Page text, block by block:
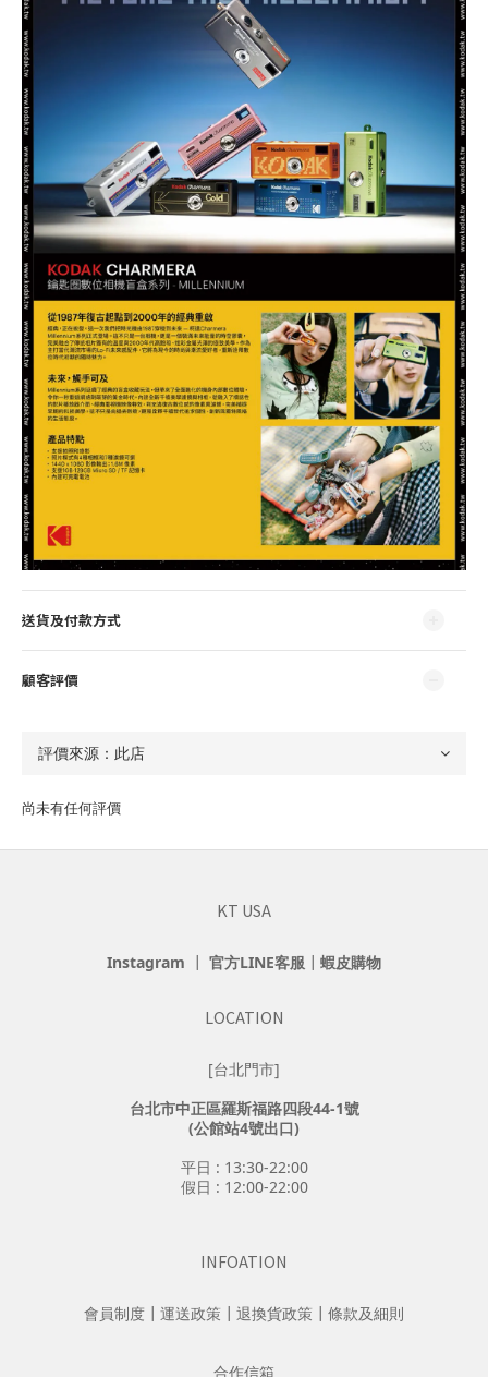
送貨及付款方式
顧客評價
尚未有任何評價
KT USA
Instagram ┃ 官方LINE客服 ┃ 蝦皮購物
LOCATION
[台北門市]
台北市中正區羅斯福路四段44-1號
(公館站4號出口)
平日 : 13:30-22:00
假日 : 12:00-22:00
INFOATION
會員制度 ┃ 運送政策 ┃ 退換貨政策 ┃ 條款及細則
合作信箱